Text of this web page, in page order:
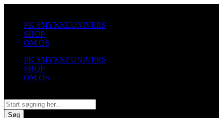
indholdPK SMYKKEUNIVERS
SHOP
OM OS
PK SMYKKEUNIVERS
SHOP
OM OS
Søg